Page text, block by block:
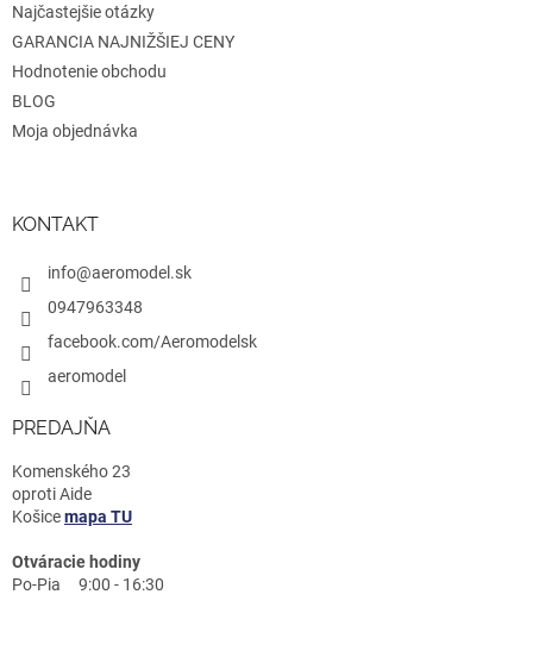
Najčastejšie otázky
GARANCIA NAJNIŽŠIEJ CENY
Hodnotenie obchodu
BLOG
Moja objednávka
KONTAKT
info@aeromodel.sk
0947963348
facebook.com/Aeromodelsk
aeromodel
PREDAJŇA
Komenského 23
oproti Aide
Košicemapa TU
Otváracie hodiny
Po-Pia 9:00 - 16:30